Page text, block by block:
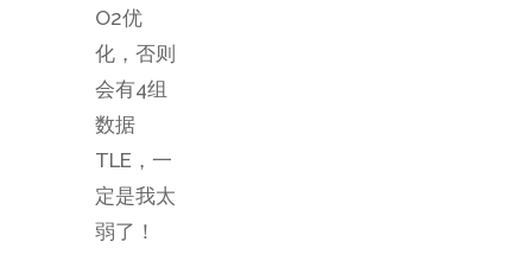
O2优
化，否则
会有4组
数据
TLE，一
定是我太
弱了！